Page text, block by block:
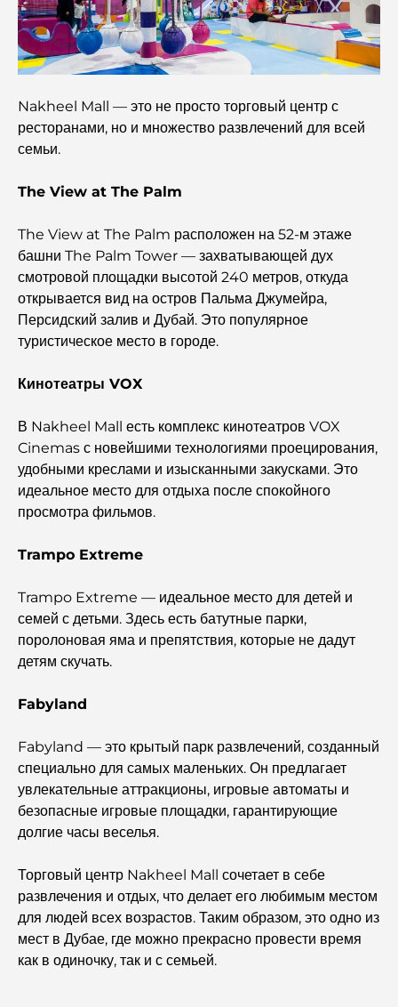
разумным тратам
Больница в DIFC: Медицинское обслуживание
мирового класса в Дубае.
Фитнес-центры в DIFC: где фитнес сочетается с
деловым образом жизни.
Самый редкий автомобиль в мире: автомобильные
легенды, неподвластные цене.
Торговые платформы в ОАЭ: руководство для
современных инвесторов
Семейный пляжный клуб Дубай: где веселье
сочетается с отдыхом.
Лучшие школы с программой IB в Дубае: полное
руководство для родителей
Генеральный план развития района Dubai Hills:
концепция современной жизни в жилом комплексе.
Ресторан «Дубайская опера»: место, где изысканная
кухня встречается с культурой.
Самые дорогие бренды костюмов, определяющие
Рестораны на пляже J1: новое роскошное место для
ужина в Дубае.
Самые дорогие часы Rolex, когда-либо проданные.
Детский сад в районе Dubai Hills: руководство для
родителей
Лучшие кафе в центре Дубая: полный путеводитель
для любителей кофе.
Самые дорогие автомобили Mercedes, когда-либо
созданные.
Переезд в Дубай из Австралии: полное руководство по
релокации.
Nakheel Mall — это не просто торговый центр с
ресторанами, но и множество развлечений для всей
семьи.
The View at The Palm
The View at The Palm расположен на 52-м этаже
башни The Palm Tower — захватывающей дух
смотровой площадки высотой 240 метров, откуда
открывается вид на остров Пальма Джумейра,
Персидский залив и Дубай. Это популярное
туристическое место в городе.
Кинотеатры VOX
В Nakheel Mall есть комплекс кинотеатров VOX
Cinemas с новейшими технологиями проецирования,
удобными креслами и изысканными закусками. Это
идеальное место для отдыха после спокойного
просмотра фильмов.
Trampo Extreme
Trampo Extreme — идеальное место для детей и
семей с детьми. Здесь есть батутные парки,
поролоновая яма и препятствия, которые не дадут
детям скучать.
Fabyland
Fabyland — это крытый парк развлечений, созданный
специально для самых маленьких. Он предлагает
увлекательные аттракционы, игровые автоматы и
безопасные игровые площадки, гарантирующие
долгие часы веселья.
Торговый центр Nakheel Mall сочетает в себе
развлечения и отдых, что делает его любимым местом
для людей всех возрастов. Таким образом, это одно из
мест в Дубае, где можно прекрасно провести время
как в одиночку, так и с семьей.